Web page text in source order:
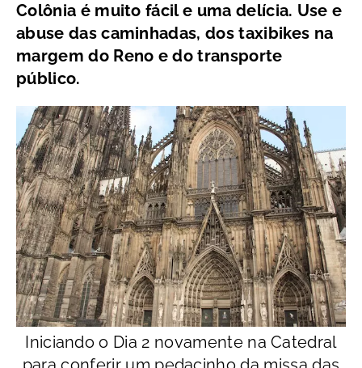
Colônia é muito fácil e uma delícia. Use e
abuse das caminhadas, dos taxibikes na
margem do Reno e do transporte
público.
Iniciando o Dia 2 novamente na Catedral